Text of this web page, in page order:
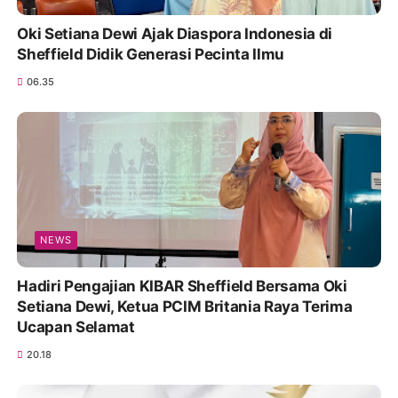
Oki Setiana Dewi Ajak Diaspora Indonesia di
Sheffield Didik Generasi Pecinta Ilmu
06.35
NEWS
Hadiri Pengajian KIBAR Sheffield Bersama Oki
Setiana Dewi, Ketua PCIM Britania Raya Terima
Ucapan Selamat
20.18